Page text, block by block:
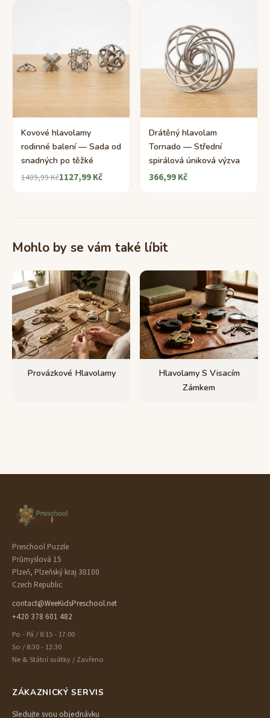
Kovové hlavolamy
rodinné balení — Sada od
snadných po těžké
1409,99 Kč1127,99 Kč
Drátěný hlavolam
Tornado — Střední
spirálová úniková výzva
366,99 Kč
Mohlo by se vám také líbit
Provázkové Hlavolamy
Hlavolamy S Visacím
Zámkem
Preschool Puzzle
Průmyslová 15
Plzeň, Plzeňský kraj 30100
Czech Republic
contact@WeeKidsPreschool.net
+420 378 601 482
Po - Pá / 8:15 - 17:00
So / 8:30 - 12:30
Ne & Státní svátky / Zavřeno
ZÁKAZNICKÝ SERVIS
Sledujte svou objednávku